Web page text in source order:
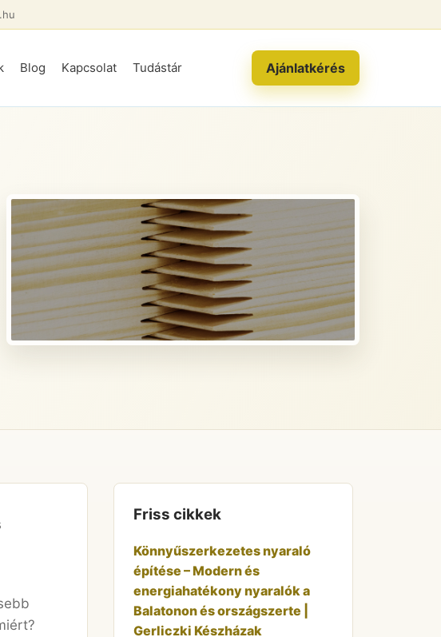
Blog Kapcsolat Tudástár Ajánlatkérés
Friss cikkek
Könnyűszerkezetes nyaraló
építése – Modern és
energiahatékony nyaralók a
Balatonon és országszerte |
Gerliczki Készházak